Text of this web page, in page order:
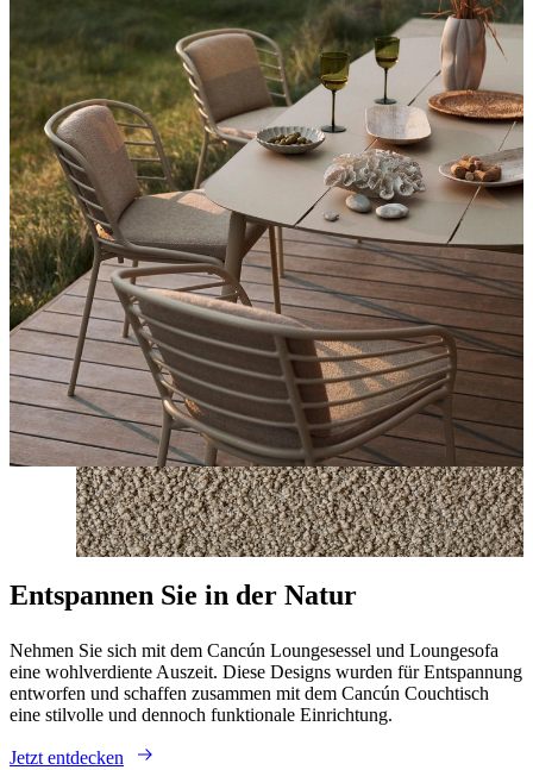
Entspannen Sie in der Natur
Nehmen Sie sich mit dem Cancún Loungesessel und Loungesofa
eine wohlverdiente Auszeit. Diese Designs wurden für Entspannung
entworfen und schaffen zusammen mit dem Cancún Couchtisch
eine stilvolle und dennoch funktionale Einrichtung.
Jetzt entdecken